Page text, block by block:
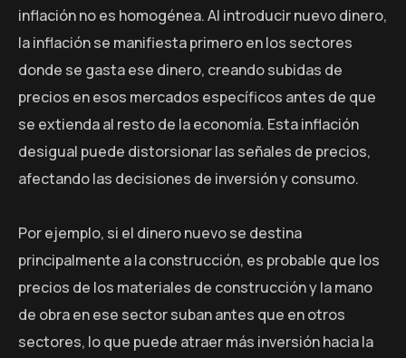
inflación no es homogénea. Al introducir nuevo dinero,
la inflación se manifiesta primero en los sectores
donde se gasta ese dinero, creando subidas de
precios en esos mercados específicos antes de que
se extienda al resto de la economía. Esta inflación
desigual puede distorsionar las señales de precios,
afectando las decisiones de inversión y consumo.
Por ejemplo, si el dinero nuevo se destina
principalmente a la construcción, es probable que los
precios de los materiales de construcción y la mano
de obra en ese sector suban antes que en otros
sectores, lo que puede atraer más inversión hacia la